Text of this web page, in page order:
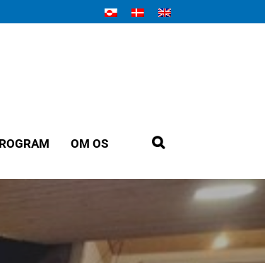
OM OS